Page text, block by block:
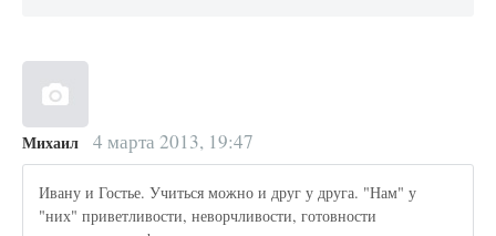
Михаил 4 марта 2013, 19:47
Ивану и Гостье. Учиться можно и друг у друга. "Нам" у
"них" приветливости, неворчливости, готовности